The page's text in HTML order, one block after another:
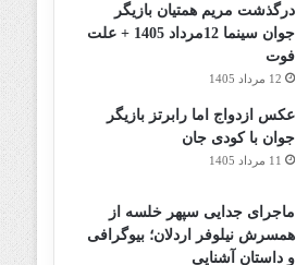
درگذشت مریم همتیان بازیگر
جوان سینما 12مرداد 1405 + علت
فوت
12 مرداد 1405
عکس ازدواج اما رابرتز بازیگر
جوان با کودی جان
11 مرداد 1405
ماجرای جدایی سپهر خلسه از
همسرش نیلوفر اردلان؛ بیوگرافی
و داستان آشنایی